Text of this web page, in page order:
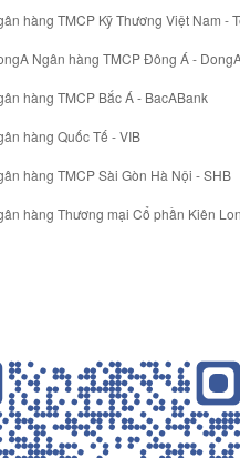
hàng TMCP Kỹ Thương Việt Nam -
Ngân hàng TMCP Đông Á -
hàng TMCP Bắc Á - BacABank
hàng Quốc Tế - VIB
hàng TMCP Sài Gòn Hà Nội - SHB
hàng Thương mại Cổ phần Kiên